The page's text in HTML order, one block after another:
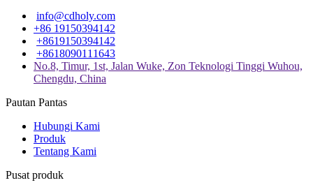
info@cdholy.com
+86 19150394142
+8619150394142
+8618090111643
No.8, Timur, 1st, Jalan Wuke, Zon Teknologi Tinggi Wuhou,
Chengdu, China
Pautan Pantas
Hubungi Kami
Produk
Tentang Kami
Pusat produk